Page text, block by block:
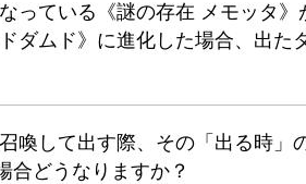
っている《謎の存在 メモッタ》
ダムド》に進化した場合、出た
喚して出す際、その「出る時」
合どうなりますか？